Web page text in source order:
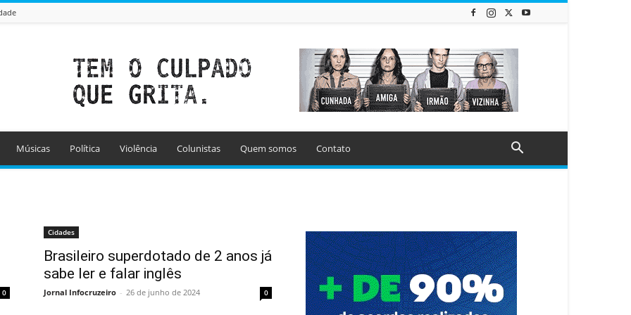
Músicas Política Violência Colunistas Quem somos Contato
0
Cidades
Brasileiro superdotado de 2 anos já
sabe ler e falar inglês
Jornal Infocruzeiro - 26 de junho de 2024 0